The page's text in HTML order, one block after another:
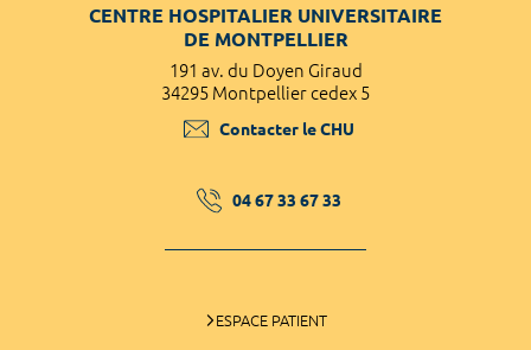
CENTRE HOSPITALIER UNIVERSITAIRE
DE MONTPELLIER
191 av. du Doyen Giraud
34295 Montpellier cedex 5
Contacter le CHU
04 67 33 67 33
ESPACE PATIENT